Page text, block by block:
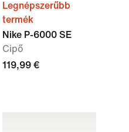
Legnépszerűbb
termék
Nike P-6000 SE
Cipő
119,99 €